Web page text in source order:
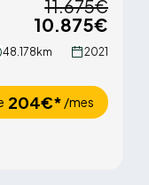
11.675€
10.875€
48.178km 2021
204€* /mes